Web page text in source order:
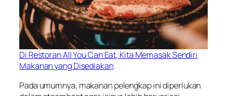
Di Restoran All You Can Eat, Kita Memasak Sendiri
Makanan yang Disediakan
Pada umumnya, makanan pelengkap ini diperlukan